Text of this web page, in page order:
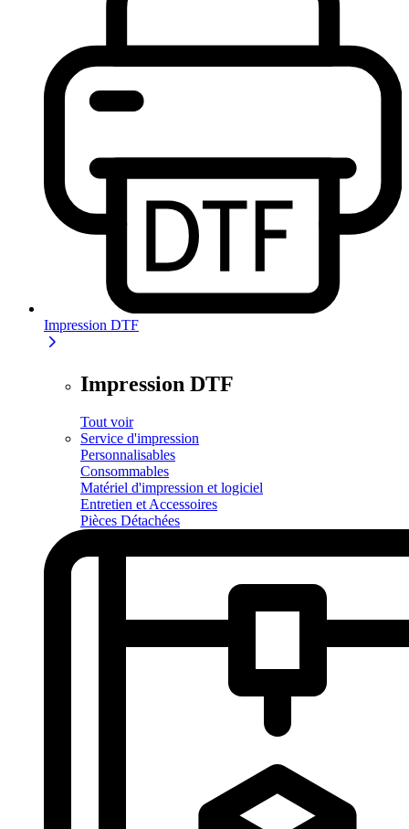
Impression DTF
Impression DTF
Tout voir
Service d'impression
Personnalisables
Consommables
Matériel d'impression et logiciel
Entretien et Accessoires
Pièces Détachées